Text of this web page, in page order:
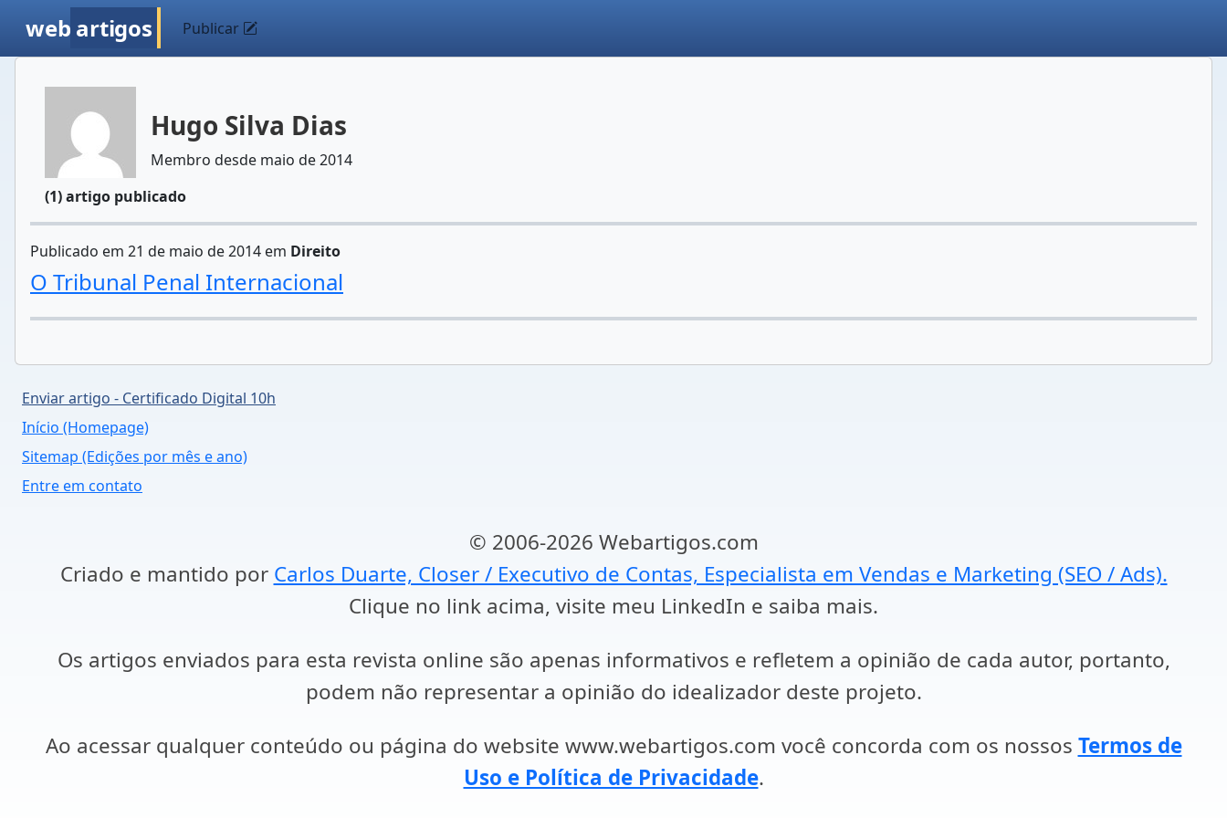
web artigos Publicar
Hugo Silva Dias
Membro desde maio de 2014
(1) artigo publicado
Publicado em 21 de maio de 2014 em Direito
O Tribunal Penal Internacional
Enviar artigo - Certificado Digital 10h
Início (Homepage)
Sitemap (Edições por mês e ano)
Entre em contato
© 2006-2026 Webartigos.com
Criado e mantido por Carlos Duarte, Closer / Executivo de Contas, Especialista em Vendas e Marketing (SEO / Ads).
Clique no link acima, visite meu LinkedIn e saiba mais.
Os artigos enviados para esta revista online são apenas informativos e refletem a opinião de cada autor, portanto,
podem não representar a opinião do idealizador deste projeto.
Ao acessar qualquer conteúdo ou página do website www.webartigos.com você concorda com os nossos Termos de
Uso e Política de Privacidade.